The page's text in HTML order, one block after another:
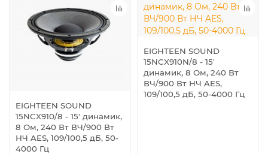
EIGHTEEN SOUND
15NCX910/8 - 15' динамик,
8 Ом, 240 Вт ВЧ/900 Вт
НЧ AES, 109/100,5 дБ, 50-
4000 Гц
EIGHTEEN SOUND
15NCX910N/8 - 15'
динамик, 8 Ом, 240 Вт
ВЧ/900 Вт НЧ AES,
109/100,5 дБ, 50-4000 Гц